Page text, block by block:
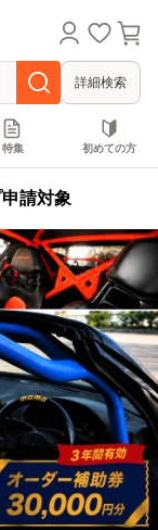
詳細検索
特集 初めての方
請対象